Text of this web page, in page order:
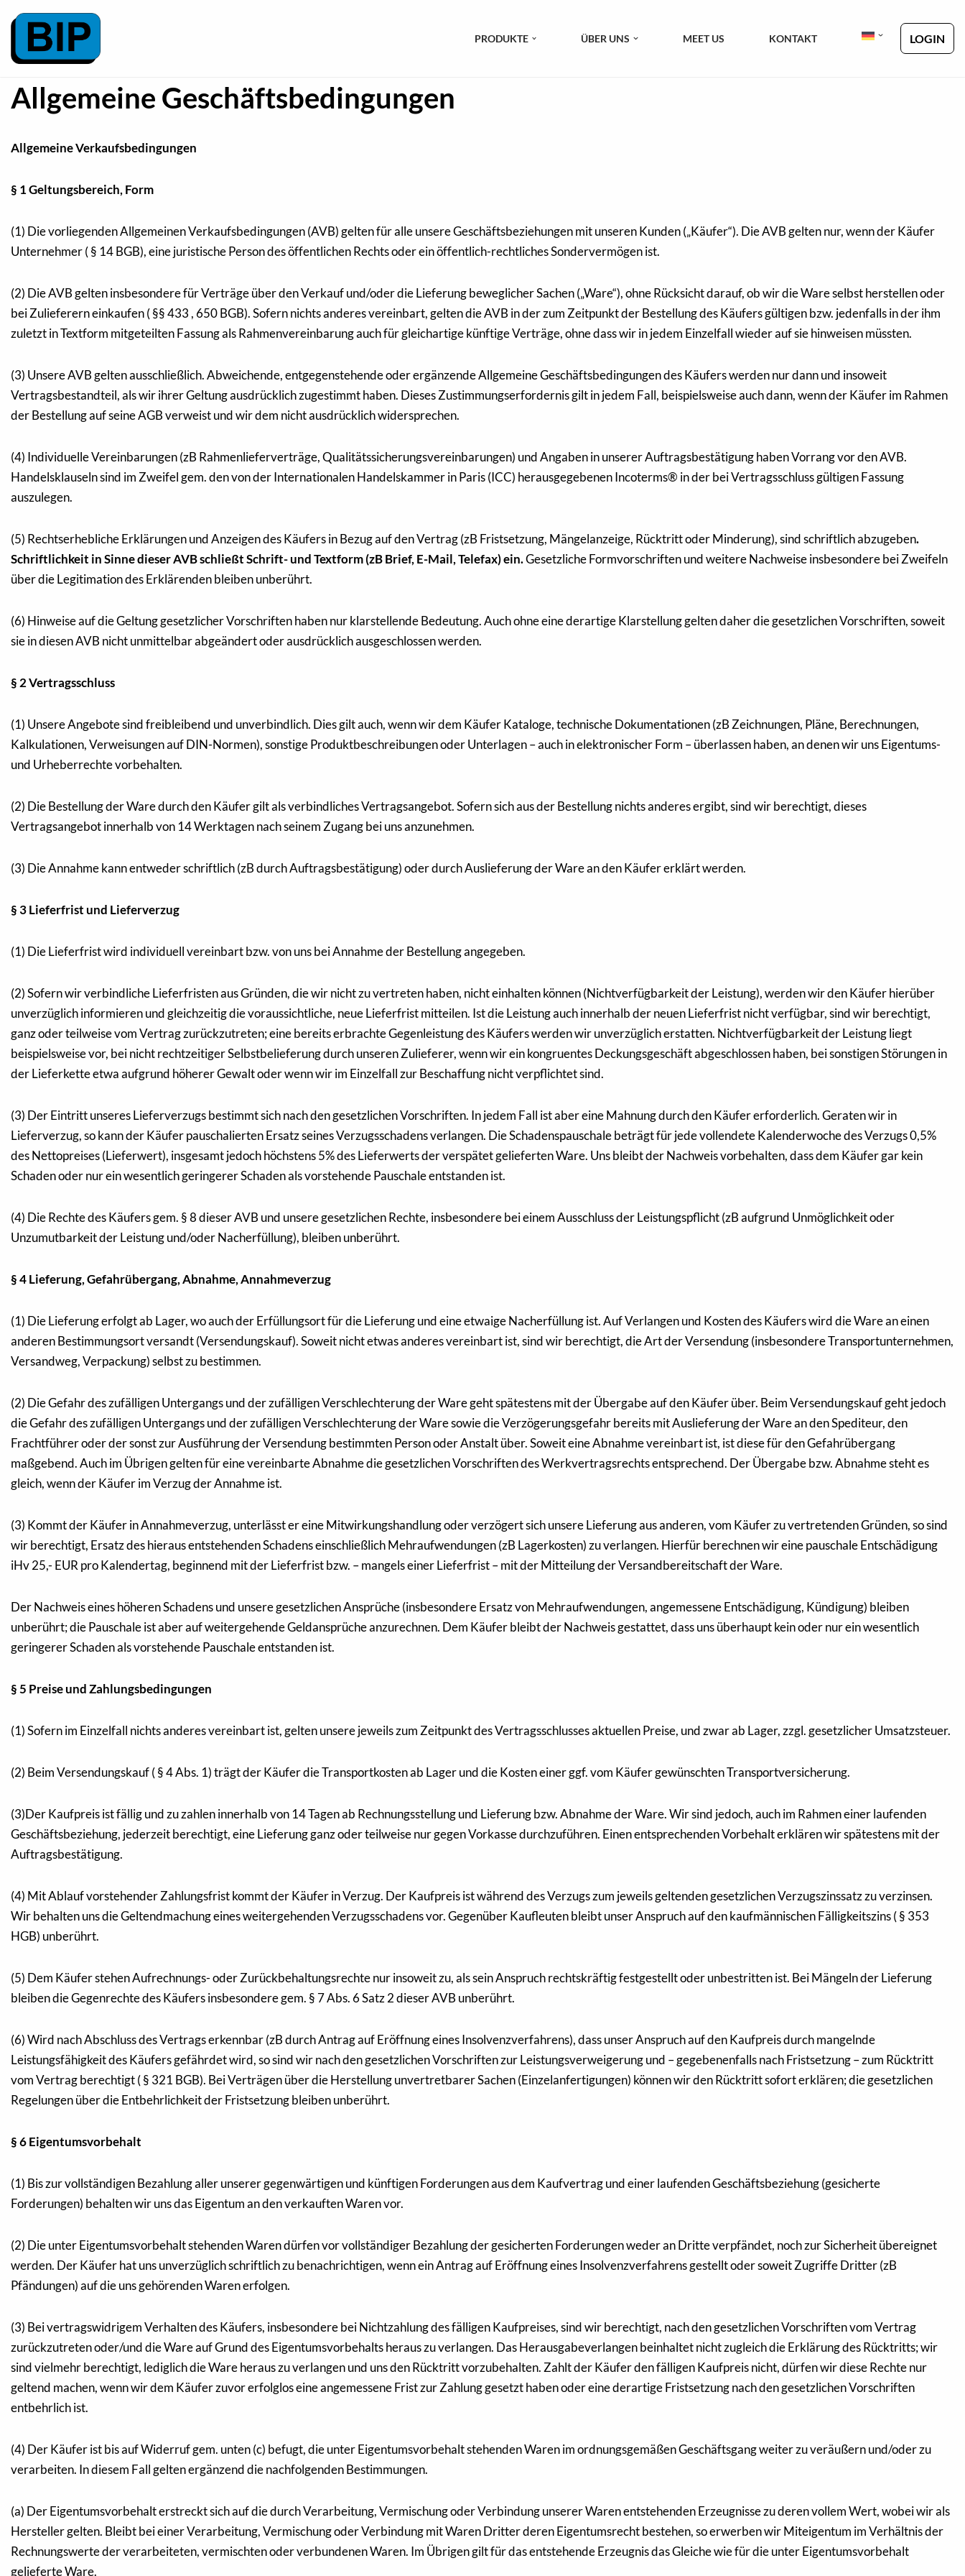
Zum
Inhalt
PRODUKTE ÜBER UNS MEET US KONTAKT LOGIN
Allgemeine Geschäftsbedingungen
Allgemeine Verkaufsbedingungen
§ 1 Geltungsbereich, Form
(1) Die vorliegenden Allgemeinen Verkaufsbedingungen (AVB) gelten für alle unsere Geschäftsbeziehungen mit unseren Kunden („Käufer“). Die AVB gelten nur, wenn der Käufer
Unternehmer ( § 14 BGB), eine juristische Person des öffentlichen Rechts oder ein öffentlich-rechtliches Sondervermögen ist.
(2) Die AVB gelten insbesondere für Verträge über den Verkauf und/oder die Lieferung beweglicher Sachen („Ware“), ohne Rücksicht darauf, ob wir die Ware selbst herstellen oder
bei Zulieferern einkaufen ( §§ 433 , 650 BGB). Sofern nichts anderes vereinbart, gelten die AVB in der zum Zeitpunkt der Bestellung des Käufers gültigen bzw. jedenfalls in der ihm
zuletzt in Textform mitgeteilten Fassung als Rahmenvereinbarung auch für gleichartige künftige Verträge, ohne dass wir in jedem Einzelfall wieder auf sie hinweisen müssten.
(3) Unsere AVB gelten ausschließlich. Abweichende, entgegenstehende oder ergänzende Allgemeine Geschäftsbedingungen des Käufers werden nur dann und insoweit
Vertragsbestandteil, als wir ihrer Geltung ausdrücklich zugestimmt haben. Dieses Zustimmungserfordernis gilt in jedem Fall, beispielsweise auch dann, wenn der Käufer im Rahmen
der Bestellung auf seine AGB verweist und wir dem nicht ausdrücklich widersprechen.
(4) Individuelle Vereinbarungen (zB Rahmenlieferverträge, Qualitätssicherungsvereinbarungen) und Angaben in unserer Auftragsbestätigung haben Vorrang vor den AVB.
Handelsklauseln sind im Zweifel gem. den von der Internationalen Handelskammer in Paris (ICC) herausgegebenen Incoterms® in der bei Vertragsschluss gültigen Fassung
auszulegen.
(5) Rechtserhebliche Erklärungen und Anzeigen des Käufers in Bezug auf den Vertrag (zB Fristsetzung, Mängelanzeige, Rücktritt oder Minderung), sind schriftlich abzugeben.
Schriftlichkeit in Sinne dieser AVB schließt Schrift- und Textform (zB Brief, E-Mail, Telefax) ein.Gesetzliche Formvorschriften und weitere Nachweise insbesondere bei Zweifeln
über die Legitimation des Erklärenden bleiben unberührt.
(6) Hinweise auf die Geltung gesetzlicher Vorschriften haben nur klarstellende Bedeutung. Auch ohne eine derartige Klarstellung gelten daher die gesetzlichen Vorschriften, soweit
sie in diesen AVB nicht unmittelbar abgeändert oder ausdrücklich ausgeschlossen werden.
§ 2 Vertragsschluss
(1) Unsere Angebote sind freibleibend und unverbindlich. Dies gilt auch, wenn wir dem Käufer Kataloge, technische Dokumentationen (zB Zeichnungen, Pläne, Berechnungen,
Kalkulationen, Verweisungen auf DIN-Normen), sonstige Produktbeschreibungen oder Unterlagen – auch in elektronischer Form – überlassen haben, an denen wir uns Eigentums-
und Urheberrechte vorbehalten.
(2) Die Bestellung der Ware durch den Käufer gilt als verbindliches Vertragsangebot. Sofern sich aus der Bestellung nichts anderes ergibt, sind wir berechtigt, dieses
Vertragsangebot innerhalb von 14 Werktagen nach seinem Zugang bei uns anzunehmen.
(3) Die Annahme kann entweder schriftlich (zB durch Auftragsbestätigung) oder durch Auslieferung der Ware an den Käufer erklärt werden.
§ 3 Lieferfrist und Lieferverzug
(1) Die Lieferfrist wird individuell vereinbart bzw. von uns bei Annahme der Bestellung angegeben.
(2) Sofern wir verbindliche Lieferfristen aus Gründen, die wir nicht zu vertreten haben, nicht einhalten können (Nichtverfügbarkeit der Leistung), werden wir den Käufer hierüber
unverzüglich informieren und gleichzeitig die voraussichtliche, neue Lieferfrist mitteilen. Ist die Leistung auch innerhalb der neuen Lieferfrist nicht verfügbar, sind wir berechtigt,
ganz oder teilweise vom Vertrag zurückzutreten; eine bereits erbrachte Gegenleistung des Käufers werden wir unverzüglich erstatten. Nichtverfügbarkeit der Leistung liegt
beispielsweise vor, bei nicht rechtzeitiger Selbstbelieferung durch unseren Zulieferer, wenn wir ein kongruentes Deckungsgeschäft abgeschlossen haben, bei sonstigen Störungen in
der Lieferkette etwa aufgrund höherer Gewalt oder wenn wir im Einzelfall zur Beschaffung nicht verpflichtet sind.
(3) Der Eintritt unseres Lieferverzugs bestimmt sich nach den gesetzlichen Vorschriften. In jedem Fall ist aber eine Mahnung durch den Käufer erforderlich. Geraten wir in
Lieferverzug, so kann der Käufer pauschalierten Ersatz seines Verzugsschadens verlangen. Die Schadenspauschale beträgt für jede vollendete Kalenderwoche des Verzugs 0,5%
des Nettopreises (Lieferwert), insgesamt jedoch höchstens 5% des Lieferwerts der verspätet gelieferten Ware. Uns bleibt der Nachweis vorbehalten, dass dem Käufer gar kein
Schaden oder nur ein wesentlich geringerer Schaden als vorstehende Pauschale entstanden ist.
(4) Die Rechte des Käufers gem. § 8 dieser AVB und unsere gesetzlichen Rechte, insbesondere bei einem Ausschluss der Leistungspflicht (zB aufgrund Unmöglichkeit oder
Unzumutbarkeit der Leistung und/oder Nacherfüllung), bleiben unberührt.
§ 4 Lieferung, Gefahrübergang, Abnahme, Annahmeverzug
(1) Die Lieferung erfolgt ab Lager, wo auch der Erfüllungsort für die Lieferung und eine etwaige Nacherfüllung ist. Auf Verlangen und Kosten des Käufers wird die Ware an einen
anderen Bestimmungsort versandt (Versendungskauf). Soweit nicht etwas anderes vereinbart ist, sind wir berechtigt, die Art der Versendung (insbesondere Transportunternehmen,
Versandweg, Verpackung) selbst zu bestimmen.
(2) Die Gefahr des zufälligen Untergangs und der zufälligen Verschlechterung der Ware geht spätestens mit der Übergabe auf den Käufer über. Beim Versendungskauf geht jedoch
die Gefahr des zufälligen Untergangs und der zufälligen Verschlechterung der Ware sowie die Verzögerungsgefahr bereits mit Auslieferung der Ware an den Spediteur, den
Frachtführer oder der sonst zur Ausführung der Versendung bestimmten Person oder Anstalt über. Soweit eine Abnahme vereinbart ist, ist diese für den Gefahrübergang
maßgebend. Auch im Übrigen gelten für eine vereinbarte Abnahme die gesetzlichen Vorschriften des Werkvertragsrechts entsprechend. Der Übergabe bzw. Abnahme steht es
gleich, wenn der Käufer im Verzug der Annahme ist.
(3) Kommt der Käufer in Annahmeverzug, unterlässt er eine Mitwirkungshandlung oder verzögert sich unsere Lieferung aus anderen, vom Käufer zu vertretenden Gründen, so sind
wir berechtigt, Ersatz des hieraus entstehenden Schadens einschließlich Mehraufwendungen (zB Lagerkosten) zu verlangen. Hierfür berechnen wir eine pauschale Entschädigung
iHv 25,- EUR pro Kalendertag, beginnend mit der Lieferfrist bzw. – mangels einer Lieferfrist – mit der Mitteilung der Versandbereitschaft der Ware.
Der Nachweis eines höheren Schadens und unsere gesetzlichen Ansprüche (insbesondere Ersatz von Mehraufwendungen, angemessene Entschädigung, Kündigung) bleiben
unberührt; die Pauschale ist aber auf weitergehende Geldansprüche anzurechnen. Dem Käufer bleibt der Nachweis gestattet, dass uns überhaupt kein oder nur ein wesentlich
geringerer Schaden als vorstehende Pauschale entstanden ist.
§ 5 Preise und Zahlungsbedingungen
(1) Sofern im Einzelfall nichts anderes vereinbart ist, gelten unsere jeweils zum Zeitpunkt des Vertragsschlusses aktuellen Preise, und zwar ab Lager, zzgl. gesetzlicher Umsatzsteuer.
(2) Beim Versendungskauf ( § 4 Abs. 1) trägt der Käufer die Transportkosten ab Lager und die Kosten einer ggf. vom Käufer gewünschten Transportversicherung.
(3)Der Kaufpreis ist fällig und zu zahlen innerhalb von 14 Tagen ab Rechnungsstellung und Lieferung bzw. Abnahme der Ware. Wir sind jedoch, auch im Rahmen einer laufenden
Geschäftsbeziehung, jederzeit berechtigt, eine Lieferung ganz oder teilweise nur gegen Vorkasse durchzuführen. Einen entsprechenden Vorbehalt erklären wir spätestens mit der
Auftragsbestätigung.
(4) Mit Ablauf vorstehender Zahlungsfrist kommt der Käufer in Verzug. Der Kaufpreis ist während des Verzugs zum jeweils geltenden gesetzlichen Verzugszinssatz zu verzinsen.
Wir behalten uns die Geltendmachung eines weitergehenden Verzugsschadens vor. Gegenüber Kaufleuten bleibt unser Anspruch auf den kaufmännischen Fälligkeitszins ( § 353
HGB) unberührt.
(5) Dem Käufer stehen Aufrechnungs- oder Zurückbehaltungsrechte nur insoweit zu, als sein Anspruch rechtskräftig festgestellt oder unbestritten ist. Bei Mängeln der Lieferung
bleiben die Gegenrechte des Käufers insbesondere gem. § 7 Abs. 6 Satz 2 dieser AVB unberührt.
(6) Wird nach Abschluss des Vertrags erkennbar (zB durch Antrag auf Eröffnung eines Insolvenzverfahrens), dass unser Anspruch auf den Kaufpreis durch mangelnde
Leistungsfähigkeit des Käufers gefährdet wird, so sind wir nach den gesetzlichen Vorschriften zur Leistungsverweigerung und – gegebenenfalls nach Fristsetzung – zum Rücktritt
vom Vertrag berechtigt ( § 321 BGB). Bei Verträgen über die Herstellung unvertretbarer Sachen (Einzelanfertigungen) können wir den Rücktritt sofort erklären; die gesetzlichen
Regelungen über die Entbehrlichkeit der Fristsetzung bleiben unberührt.
§ 6 Eigentumsvorbehalt
(1) Bis zur vollständigen Bezahlung aller unserer gegenwärtigen und künftigen Forderungen aus dem Kaufvertrag und einer laufenden Geschäftsbeziehung (gesicherte
Forderungen) behalten wir uns das Eigentum an den verkauften Waren vor.
(2) Die unter Eigentumsvorbehalt stehenden Waren dürfen vor vollständiger Bezahlung der gesicherten Forderungen weder an Dritte verpfändet, noch zur Sicherheit übereignet
werden. Der Käufer hat uns unverzüglich schriftlich zu benachrichtigen, wenn ein Antrag auf Eröffnung eines Insolvenzverfahrens gestellt oder soweit Zugriffe Dritter (zB
Pfändungen) auf die uns gehörenden Waren erfolgen.
(3) Bei vertragswidrigem Verhalten des Käufers, insbesondere bei Nichtzahlung des fälligen Kaufpreises, sind wir berechtigt, nach den gesetzlichen Vorschriften vom Vertrag
zurückzutreten oder/und die Ware auf Grund des Eigentumsvorbehalts heraus zu verlangen. Das Herausgabeverlangen beinhaltet nicht zugleich die Erklärung des Rücktritts; wir
sind vielmehr berechtigt, lediglich die Ware heraus zu verlangen und uns den Rücktritt vorzubehalten. Zahlt der Käufer den fälligen Kaufpreis nicht, dürfen wir diese Rechte nur
geltend machen, wenn wir dem Käufer zuvor erfolglos eine angemessene Frist zur Zahlung gesetzt haben oder eine derartige Fristsetzung nach den gesetzlichen Vorschriften
entbehrlich ist.
(4) Der Käufer ist bis auf Widerruf gem. unten (c) befugt, die unter Eigentumsvorbehalt stehenden Waren im ordnungsgemäßen Geschäftsgang weiter zu veräußern und/oder zu
verarbeiten. In diesem Fall gelten ergänzend die nachfolgenden Bestimmungen.
(a) Der Eigentumsvorbehalt erstreckt sich auf die durch Verarbeitung, Vermischung oder Verbindung unserer Waren entstehenden Erzeugnisse zu deren vollem Wert, wobei wir als
Hersteller gelten. Bleibt bei einer Verarbeitung, Vermischung oder Verbindung mit Waren Dritter deren Eigentumsrecht bestehen, so erwerben wir Miteigentum im Verhältnis der
Rechnungswerte der verarbeiteten, vermischten oder verbundenen Waren. Im Übrigen gilt für das entstehende Erzeugnis das Gleiche wie für die unter Eigentumsvorbehalt
gelieferte Ware.